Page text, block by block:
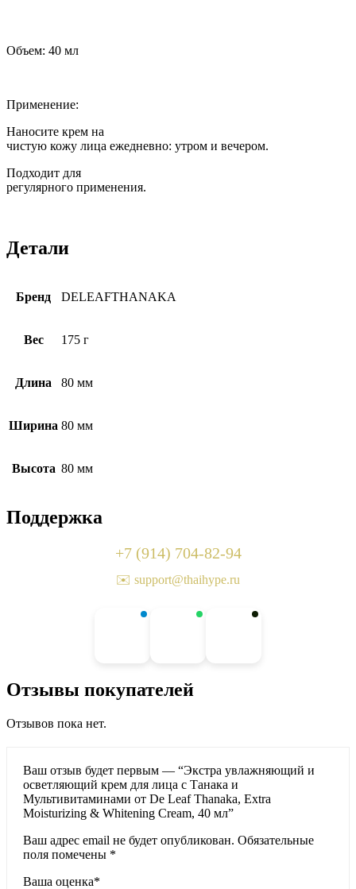
Объем: 40 мл
Применение:
Наносите крем на
чистую кожу лица ежедневно: утром и вечером.
Подходит для
регулярного применения.
Детали
Бренд DELEAFTHANAKA
Вес 175 г
Длина 80 мм
Ширина 80 мм
Высота 80 мм
Поддержка
+7 (914) 704-82-94
✉️ support@thaihype.ru
Отзывы покупателей
Отзывов пока нет.
Ваш отзыв будет первым — “Экстра увлажняющий и
осветляющий крем для лица с Танака и
Мультивитаминами от De Leaf Thanaka, Extra
Moisturizing & Whitening Cream, 40 мл”
Ваш адрес email не будет опубликован. Обязательные
поля помечены *
Ваша оценка*